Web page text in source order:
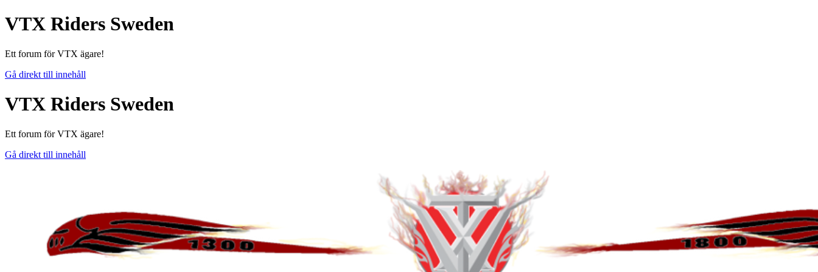
VTX Riders Sweden
Ett forum för VTX ägare!
Gå direkt till innehåll
VTX Riders Sweden
Ett forum för VTX ägare!
Gå direkt till innehåll